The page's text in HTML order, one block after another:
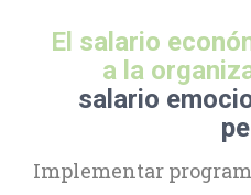
El salario
a la
salario
Implementar